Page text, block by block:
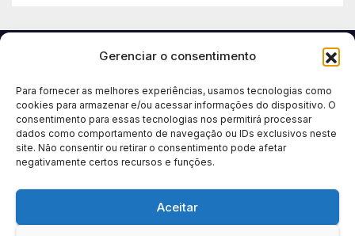
Gerenciar o consentimento
Para fornecer as melhores experiências, usamos tecnologias como
cookies para armazenar e/ou acessar informações do dispositivo. O
consentimento para essas tecnologias nos permitirá processar
dados como comportamento de navegação ou IDs exclusivos neste
site. Não consentir ou retirar o consentimento pode afetar
negativamente certos recursos e funções.
Aceitar